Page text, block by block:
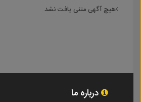
هیچ آگهی متنی یافت نشد
درباره ما